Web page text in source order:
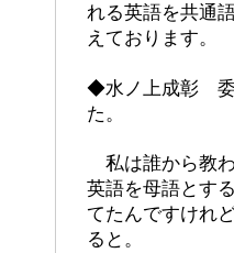
れる英語を共通
えております。
◆水ノ上成彰 委
た。
私は誰から教
英語を母語とす
てたんですけれ
ると。